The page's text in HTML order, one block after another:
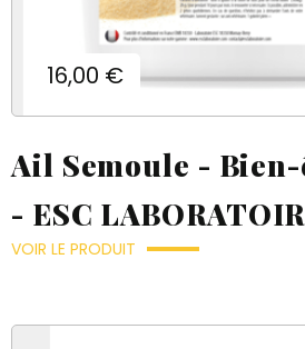
Prix
16,00 €
Ail Semoule -
- ESC
VOIR LE PRODUIT